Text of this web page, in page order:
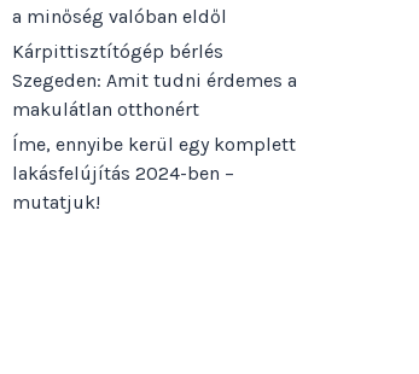
a minőség valóban eldől
Kárpittisztítógép bérlés
Szegeden: Amit tudni érdemes a
makulátlan otthonért
Íme, ennyibe kerül egy komplett
lakásfelújítás 2024-ben –
mutatjuk!